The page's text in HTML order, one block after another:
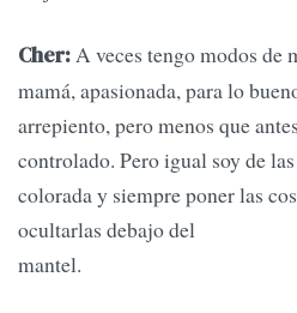
Cher:A veces tengo modos de
mamá, apasionada, para lo
arrepiento, pero menos que
controlado. Pero igual soy de
colorada y siempre poner las
ocultarlas debajo del